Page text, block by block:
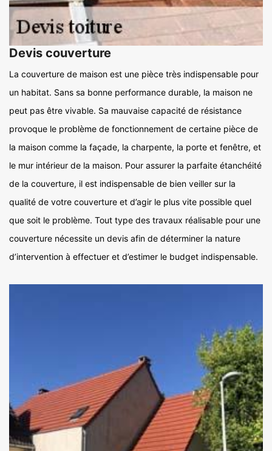
Devis couverture
La couverture de maison est une pièce très indispensable pour
un habitat. Sans sa bonne performance durable, la maison ne
peut pas être vivable. Sa mauvaise capacité de résistance
provoque le problème de fonctionnement de certaine pièce de
la maison comme la façade, la charpente, la porte et fenêtre, et
le mur intérieur de la maison. Pour assurer la parfaite étanchéité
de la couverture, il est indispensable de bien veiller sur la
qualité de votre couverture et d’agir le plus vite possible quel
que soit le problème. Tout type des travaux réalisable pour une
couverture nécessite un devis afin de déterminer la nature
d’intervention à effectuer et d’estimer le budget indispensable.